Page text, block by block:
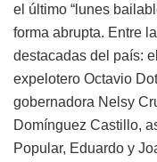
el último “lunes
forma abrupta. Entre
destacadas del país:
expelotero Octavio
gobernadora Nelsy
Domínguez Castillo,
Popular, Eduardo y